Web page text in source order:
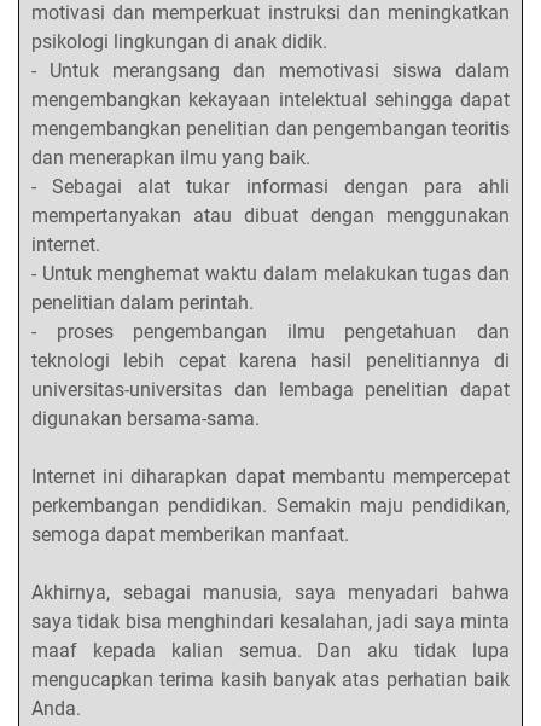
motivasi dan memperkuat instruksi dan meningkatkan
psikologi lingkungan di anak didik.
- Untuk merangsang dan memotivasi siswa dalam
mengembangkan kekayaan intelektual sehingga dapat
mengembangkan penelitian dan pengembangan teoritis
dan menerapkan ilmu yang baik.
- Sebagai alat tukar informasi dengan para ahli
mempertanyakan atau dibuat dengan menggunakan
internet.
- Untuk menghemat waktu dalam melakukan tugas dan
penelitian dalam perintah.
- proses pengembangan ilmu pengetahuan dan
teknologi lebih cepat karena hasil penelitiannya di
universitas-universitas dan lembaga penelitian dapat
digunakan bersama-sama.
Internet ini diharapkan dapat membantu mempercepat
perkembangan pendidikan. Semakin maju pendidikan,
semoga dapat memberikan manfaat.
Akhirnya, sebagai manusia, saya menyadari bahwa
saya tidak bisa menghindari kesalahan, jadi saya minta
maaf kepada kalian semua. Dan aku tidak lupa
mengucapkan terima kasih banyak atas perhatian baik
Anda.